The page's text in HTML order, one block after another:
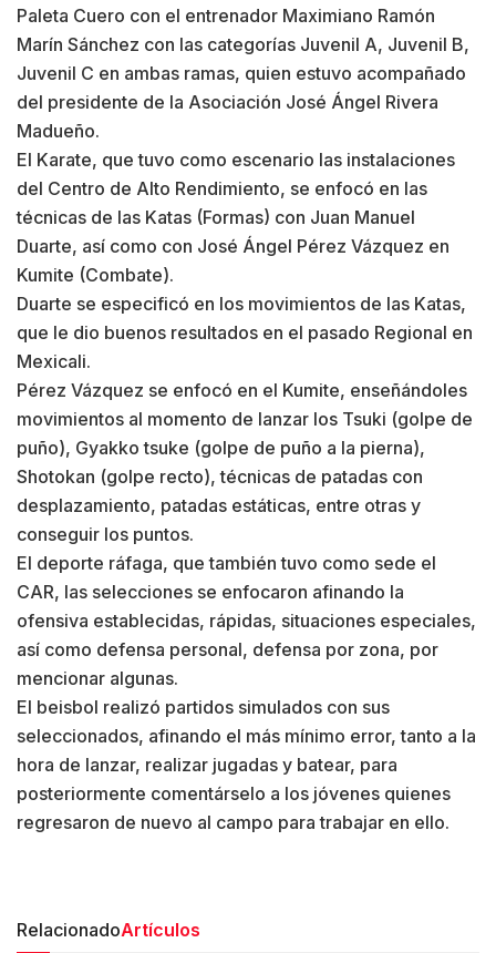
Paleta Cuero con el entrenador Maximiano Ramón
Marín Sánchez con las categorías Juvenil A, Juvenil B,
Juvenil C en ambas ramas, quien estuvo acompañado
del presidente de la Asociación José Ángel Rivera
Madueño.
El Karate, que tuvo como escenario las instalaciones
del Centro de Alto Rendimiento, se enfocó en las
técnicas de las Katas (Formas) con Juan Manuel
Duarte, así como con José Ángel Pérez Vázquez en
Kumite (Combate).
Duarte se especificó en los movimientos de las Katas,
que le dio buenos resultados en el pasado Regional en
Mexicali.
Pérez Vázquez se enfocó en el Kumite, enseñándoles
movimientos al momento de lanzar los Tsuki (golpe de
puño), Gyakko tsuke (golpe de puño a la pierna),
Shotokan (golpe recto), técnicas de patadas con
desplazamiento, patadas estáticas, entre otras y
conseguir los puntos.
El deporte ráfaga, que también tuvo como sede el
CAR, las selecciones se enfocaron afinando la
ofensiva establecidas, rápidas, situaciones especiales,
así como defensa personal, defensa por zona, por
mencionar algunas.
El beisbol realizó partidos simulados con sus
seleccionados, afinando el más mínimo error, tanto a la
hora de lanzar, realizar jugadas y batear, para
posteriormente comentárselo a los jóvenes quienes
regresaron de nuevo al campo para trabajar en ello.
RelacionadoArtículos